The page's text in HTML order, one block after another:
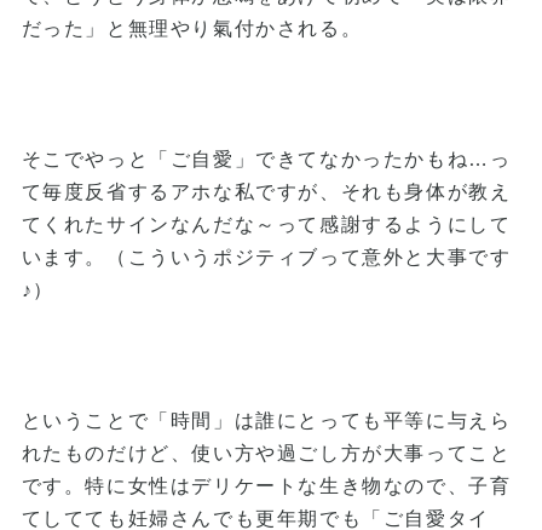
だった」と無理やり氣付かされる。
そこでやっと「ご自愛」できてなかったかもね…っ
て毎度反省するアホな私ですが、それも身体が教え
てくれたサインなんだな～って感謝するようにして
います。（こういうポジティブって意外と大事です
♪）
ということで「時間」は誰にとっても平等に与えら
れたものだけど、使い方や過ごし方が大事ってこと
です。特に女性はデリケートな生き物なので、子育
てしてても妊婦さんでも更年期でも「ご自愛タイ